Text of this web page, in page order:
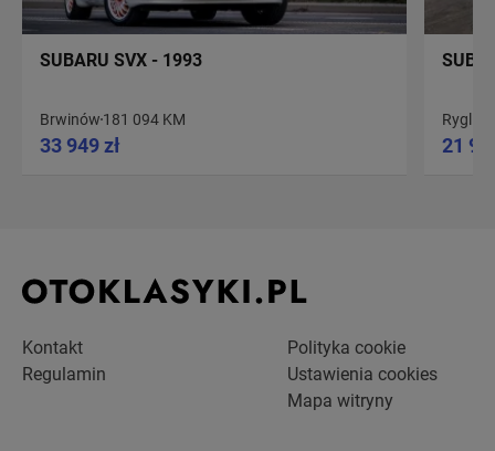
SUBARU SVX - 1993
Brwinów 181 094 KM
33 949 zł
Ryglice
21
Kontakt
Regulamin
Polityka cookie
Ustawienia cookies
Mapa witryny